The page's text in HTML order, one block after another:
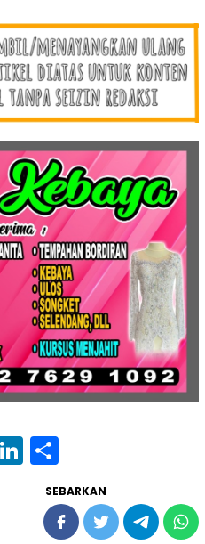
LinkedIn
SEBARKAN